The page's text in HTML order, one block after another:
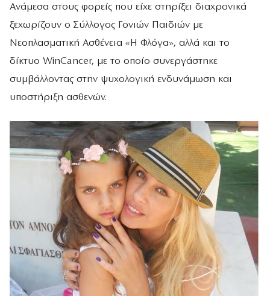
Ανάμεσα στους φορείς που είχε στηρίξει διαχρονικά
ξεχωρίζουν ο Σύλλογος Γονιών Παιδιών με
Νεοπλασματική Ασθένεια «Η Φλόγα», αλλά και το
δίκτυο WinCancer, με το οποίο συνεργάστηκε
συμβάλλοντας στην ψυχολογική ενδυνάμωση και
υποστήριξη ασθενών.